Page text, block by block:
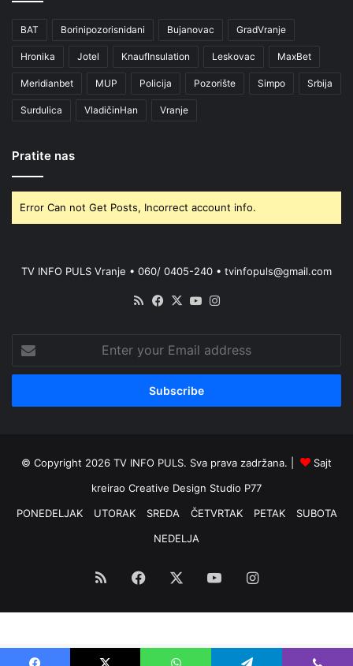
BAT Borinipozorisnidani Bujanovac GradVranje
Hronika Jotel KnaufInsulation Leskovac MaxBet
Meridianbet MUP Policija Pozorište Simpo Srbija
Surdulica VladičinHan Vranje
Pratite nas
Error Can not Get Posts, Incorrect account info.
TV INFO PULS Vranje • 060/ 0405-240 • tvinfopuls@gmail.com
RSS Facebook
X YouTube
your
Email
© Copyright 2026 TV INFO PULS. Sva prava zadržana. |
Sajt
kreirao Creative Design Studio P77
PONEDELJAK
UTORAK SREDA ČETVRTAK PETAK
SUBOTA
NEDELJA
RSS Facebook YouTubeInstagram
Optimized by Seraphinite Accelerator